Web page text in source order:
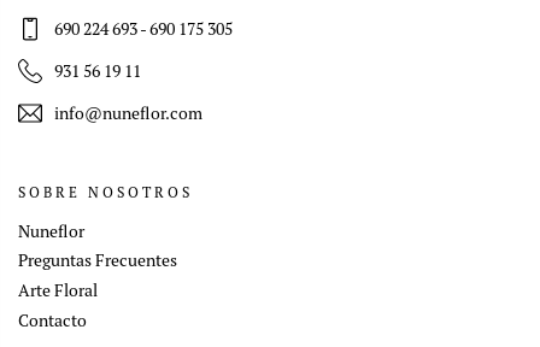
690 224 693-690 175 305
931 56 19 11
info@nuneflor.com
SOBRE NOSOTROS
Nuneflor
Preguntas Frecuentes
Arte Floral
Contacto